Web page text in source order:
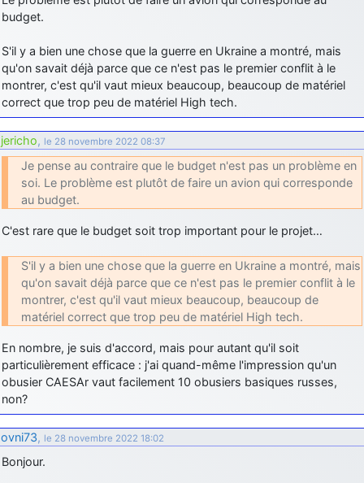
budget.
S'il y a bien une chose que la guerre en Ukraine a montré, mais
qu'on savait déjà parce que ce n'est pas le premier conflit à le
montrer, c'est qu'il vaut mieux beaucoup, beaucoup de matériel
correct que trop peu de matériel High tech.
jericho, le 28 novembre 2022 08:37
Je pense au contraire que le budget n'est pas un problème en
soi. Le problème est plutôt de faire un avion qui corresponde
au budget.
C'est rare que le budget soit trop important pour le projet…
S'il y a bien une chose que la guerre en Ukraine a montré, mais
qu'on savait déjà parce que ce n'est pas le premier conflit à le
montrer, c'est qu'il vaut mieux beaucoup, beaucoup de
matériel correct que trop peu de matériel High tech.
En nombre, je suis d'accord, mais pour autant qu'il soit
particulièrement efficace : j'ai quand-même l'impression qu'un
obusier CAESAr vaut facilement 10 obusiers basiques russes,
non?
ovni73, le 28 novembre 2022 18:02
Bonjour.